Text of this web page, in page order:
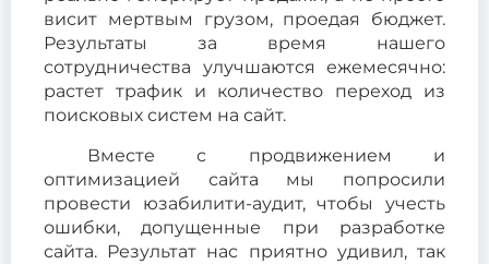
висит мертвым грузом, проедая бюджет.
Результаты за время нашего
сотрудничества улучшаются ежемесячно:
растет трафик и количество переход из
поисковых систем на сайт.
Вместе с продвижением и
оптимизацией сайта мы попросили
провести юзабилити-аудит, чтобы учесть
ошибки, допущенные при разработке
сайта. Результат нас приятно удивил, так